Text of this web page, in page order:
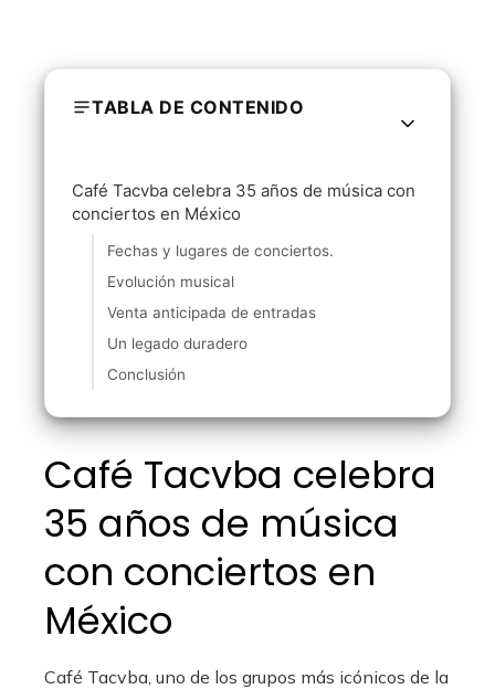
TABLA DE CONTENIDO
Café Tacvba celebra 35 años de música con
conciertos en México
Fechas y lugares de conciertos.
Evolución musical
Venta anticipada de entradas
Un legado duradero
Conclusión
Café Tacvba celebra
35 años de música
con conciertos en
México
Café Tacvba, uno de los grupos más icónicos de la